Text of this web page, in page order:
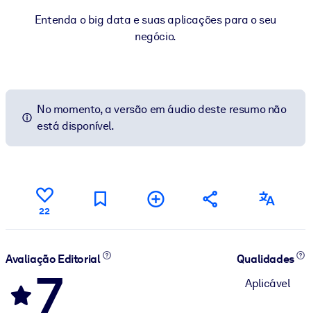
Entenda o big data e suas aplicações para o seu
negócio.
No momento, a versão em áudio deste resumo não
está disponível.
22
Avaliação Editorial
7
Qualidades
Aplicável